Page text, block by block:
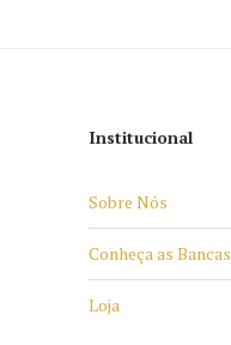
Institucional
Sobre Nós
Conheça as Bancas
Loja